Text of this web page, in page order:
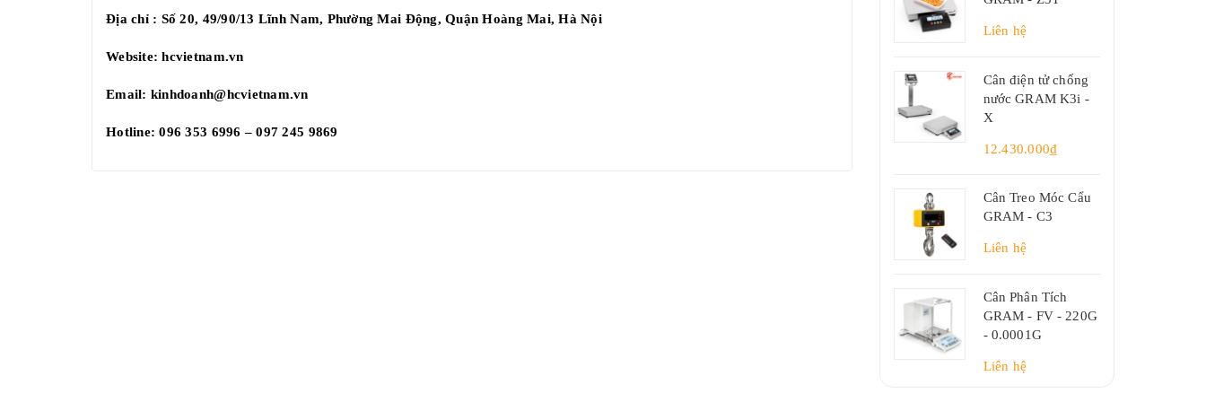
Địa chỉ : Số 20, 49/90/13 Lĩnh Nam, Phường Mai Động, Quận Hoàng Mai, Hà Nội
Website:hcvietnam.vn
Email: kinhdoanh@hcvietnam.vn
Hotline: 096 353 6996 – 097 245 9869
Liên hệ
Cân điện tử chống
nước GRAM K3i -
X
12.430.000₫
Cân Treo Móc Cẩu
GRAM - C3
Liên hệ
Cân Phân Tích
GRAM - FV - 220G
- 0.0001G
Liên hệ